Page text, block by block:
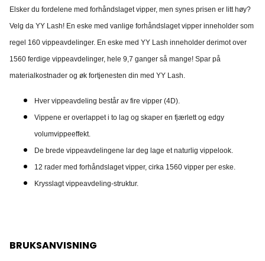
Elsker du fordelene med forhåndslaget vipper, men synes prisen er litt høy?
Velg da YY Lash! En eske med vanlige forhåndslaget vipper inneholder som
regel 160 vippeavdelinger. En eske med YY Lash inneholder derimot over
1560 ferdige vippeavdelinger, hele 9,7 ganger så mange! Spar på
materialkostnader og øk fortjenesten din med YY Lash.
Hver vippeavdeling består av fire vipper (4D).
Vippene er overlappet i to lag og skaper en fjærlett og edgy
volumvippeeffekt.
De brede vippeavdelingene lar deg lage et naturlig vippelook.
12 rader med forhåndslaget vipper, cirka 1560 vipper per eske.
Krysslagt vippeavdeling-struktur.
BRUKSANVISNING